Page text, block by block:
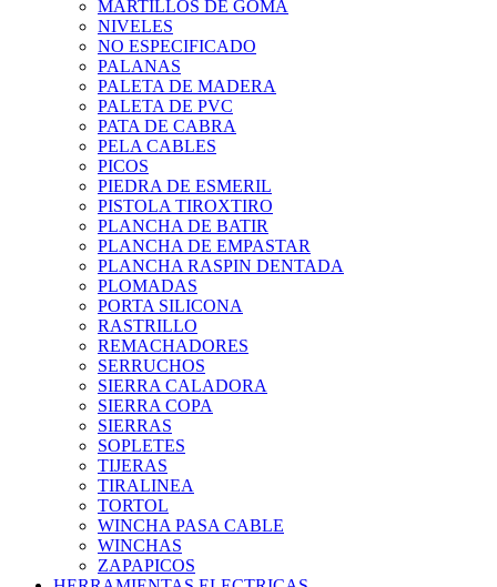
MARTILLOS DE GOMA
NIVELES
NO ESPECIFICADO
PALANAS
PALETA DE MADERA
PALETA DE PVC
PATA DE CABRA
PELA CABLES
PICOS
PIEDRA DE ESMERIL
PISTOLA TIROXTIRO
PLANCHA DE BATIR
PLANCHA DE EMPASTAR
PLANCHA RASPIN DENTADA
PLOMADAS
PORTA SILICONA
RASTRILLO
REMACHADORES
SERRUCHOS
SIERRA CALADORA
SIERRA COPA
SIERRAS
SOPLETES
TIJERAS
TIRALINEA
TORTOL
WINCHA PASA CABLE
WINCHAS
ZAPAPICOS